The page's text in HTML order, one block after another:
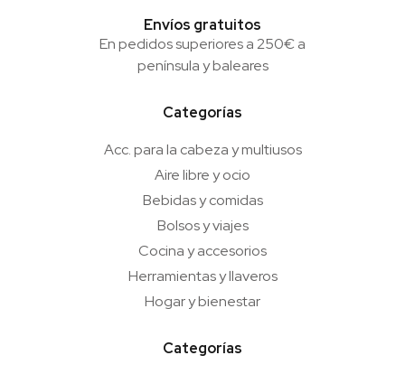
Envíos gratuitos
En pedidos superiores a 250€ a
península y baleares
Categorías
Acc. para la cabeza y multiusos
Aire libre y ocio
Bebidas y comidas
Bolsos y viajes
Cocina y accesorios
Herramientas y llaveros
Hogar y bienestar
Categorías